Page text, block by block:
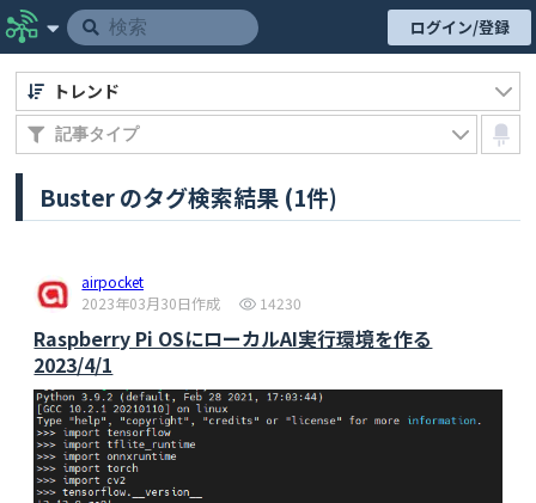
ログイン/登録
Buster のタグ検索結果 (1件)
トレンド
airpocket
2023年03月30日作成
14230
Raspberry Pi OSにローカルAI実行環境を作る
2023/4/1